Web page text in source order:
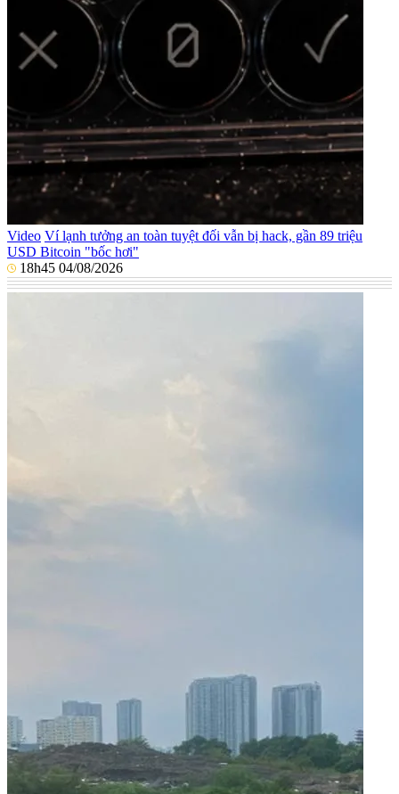
Video Ví lạnh tưởng an toàn tuyệt đối vẫn bị hack, gần 89 triệu
USD Bitcoin "bốc hơi"
18h45 04/08/2026